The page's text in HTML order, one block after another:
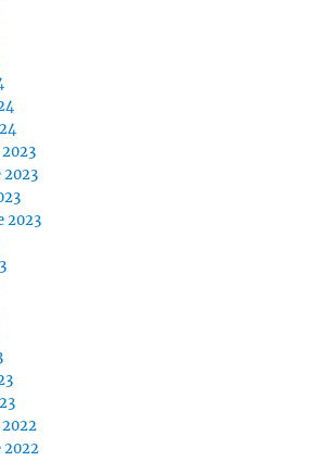
2023
2023
2022